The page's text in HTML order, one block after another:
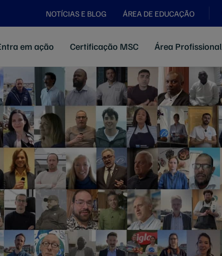
NOTÍCIAS E BLOG ÁREA DE EDUCAÇÃO
em ação Certificação MSC Área Profissional